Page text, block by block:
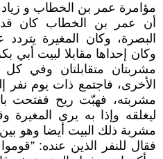
مؤامرة عمر بن الخطاب و زياد
أن عمر بن الخطاب كان
البصرة، وكان المغيرة يتردد
وكان إحداها مقابلا لبيت أبي
مشربتان متقابلتان وفي كل
الأخرى، فاجتمع ذات يوم
مشربته، فهبّت ريح ففتحت
ليغلقه وإذا به يرى
مشربة ذلك البيت أيضا وهو
فقال للنفر الذين عنده: